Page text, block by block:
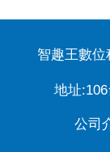
智趣王數
地址
公司